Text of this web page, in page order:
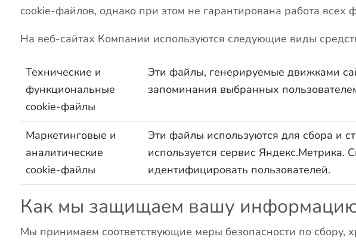
cookie-файлов, однако при этом не гарантирована работа
На веб-сайтах Компании используются следующие виды
Технические и
функциональные
cookie-файлы
Эти файлы, генерируемые движками
запоминания выбранных
Маркетинговые и
аналитические
cookie-файлы
Эти файлы используются для сбора и
используется сервис
идентифицировать пользователей.
Как мы защищаем вашу
Мы принимаем соответствующие меры безопасности по